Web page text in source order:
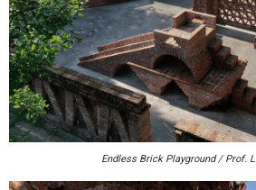
Endless Brick Playground / Prof.